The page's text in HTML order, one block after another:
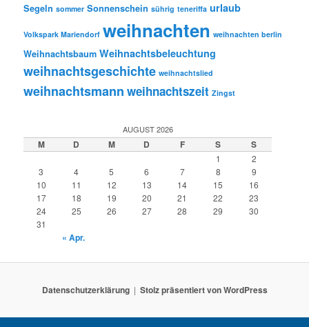
Segeln sommer Sonnenschein sührig teneriffa urlaub
Volkspark Mariendorf weihnachten weihnachten berlin
Weihnachtsbaum Weihnachtsbeleuchtung
weihnachtsgeschichte weihnachtslied
weihnachtsmann weihnachtszeit Zingst
AUGUST 2026
M D M D F S S
1
2
3
4 5 6 7 8
9
10
11 12 13 14 15
16
17
18 19 20 21 22
23
24
25 26 27 28 29
30
31
« Apr.
Datenschutzerklärung Stolz präsentiert von WordPress